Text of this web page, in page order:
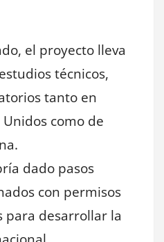
el proyecto lleva
técnicos,
tanto en
como de
dado pasos
con permisos
para desarrollar la